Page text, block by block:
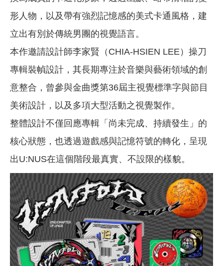
形人物，以及帶有強烈記憶感的美式卡通風格，建
立出有別於傳統男團的視覺語言。
本作邀請設計師李家賢（CHIA-HSIEN LEE）操刀
專輯裝幀設計，其長期專注於音樂與藝術領域的創
意整合，曾參與金曲獎第36屆主視覺標準字與節目
美術設計，以及多項大型活動之視覺製作。
整體設計不僅回應專輯「尚未完成、持續發生」的
核心狀態，也透過遊戲感與記憶符號的轉化，呈現
出U:NUS在這個階段最真實、不設限的樣貌。